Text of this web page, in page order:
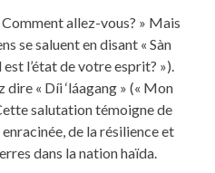
Comment allez-vous? » Mais
se saluent en disant « Sàn
l’état de votre esprit? »).
dire « Díi ‘láagang » (« Mon
salutation témoigne de
de la résilience et
dans la nation haïda.